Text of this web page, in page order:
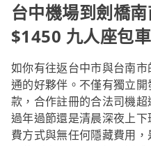
台中機場到劍橋
$1450 九人座包
如你有往返台中市與台南
通的好夥伴。不僅有獨立
款，合作註冊的合法司機
過年過節還是清晨深夜上
費方式與無任何隱藏費用